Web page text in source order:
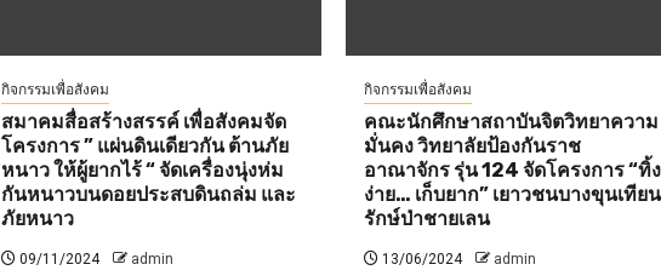
กิจกรรมเพื่อสังคม
สมาคมสื่อสร้างสรรค์ เพื่อสังคมจัด
โครงการ ” แผ่นดินเดียวกัน ต้านภัย
หนาว ให้ผู้ยากไร้ “ จัดเครื่องนุ่งห่ม
กันหนาวบนดอยประสบดินถล่ม และ
ภัยหนาว
09/11/2024 admin
กิจกรรมเพื่อสังคม
คณะนักศึกษาสถาบันจิตวิทยาความ
มั่นคง วิทยาลัยป้องกันราช
อาณาจักร รุ่น 124 จัดโครงการ “ทิ้ง
ง่าย… เก็บยาก” เยาวชนบางขุนเทียน
รักษ์ป่าชายเลน
13/06/2024 admin